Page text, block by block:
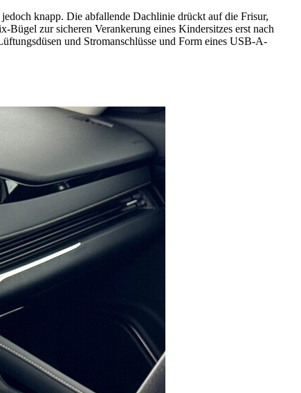
knapp. Die abfallende Dachlinie drückt auf die Frisur,
zur sicheren Verankerung eines Kindersitzes erst nach
und Stromanschlüsse und Form eines USB-A-